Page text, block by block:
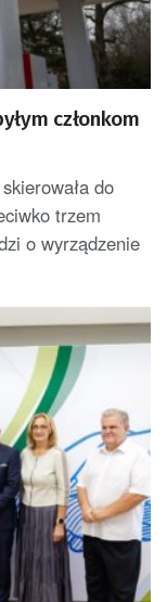
członkom
do
trzem
o wyrządzenie